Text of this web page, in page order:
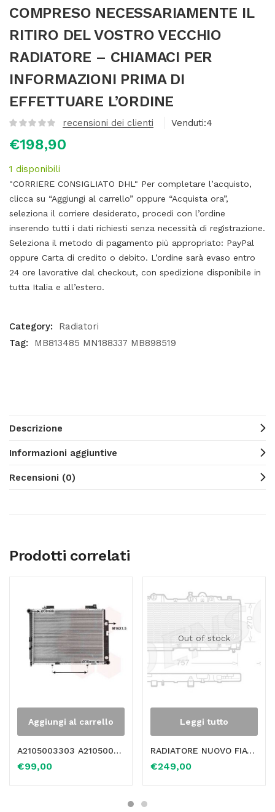
COMPRESO NECESSARIAMENTE IL
RITIRO DEL VOSTRO VECCHIO
RADIATORE – CHIAMACI PER
INFORMAZIONI PRIMA DI
EFFETTUARE L’ORDINE
recensioni dei clienti Venduti:4
€198,90
1 disponibili
"CORRIERE CONSIGLIATO DHL" Per completare l’acquisto,
clicca su “Aggiungi al carrello” oppure “Acquista ora”,
seleziona il corriere desiderato, procedi con l’ordine
inserendo tutti i dati richiesti senza necessità di registrazione.
Seleziona il metodo di pagamento più appropriato: PayPal
oppure Carta di credito o debito. L’ordine sarà evaso entro
24 ore lavorative dal checkout, con spedizione disponibile in
tutta Italia e all’estero.
Category:
Radiatori
Tag:
MB813485 MN188337 MB898519
Descrizione
Informazioni aggiuntive
Recensioni (0)
Prodotti correlati
Aggiungi al carrello
A2105003303 A2105003403 A2105006533 – RADIATORE ACQUA MERCEDES CLASSE E W210 S210 A2105003303 A2105003403 A2105006533
€99,00
Out of stock
Leggi tutto
RADIATORE NUOVO FIAT PUNTO 1.7 D – 1.7 TURBO DIESEL PRIMA SERIE ORIGINALE DENSO OE 46723249 7760961
€249,00